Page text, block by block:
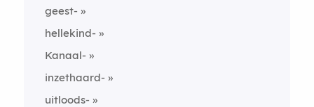
geest-
hellekind-
Kanaal-
inzethaard-
uitloods-